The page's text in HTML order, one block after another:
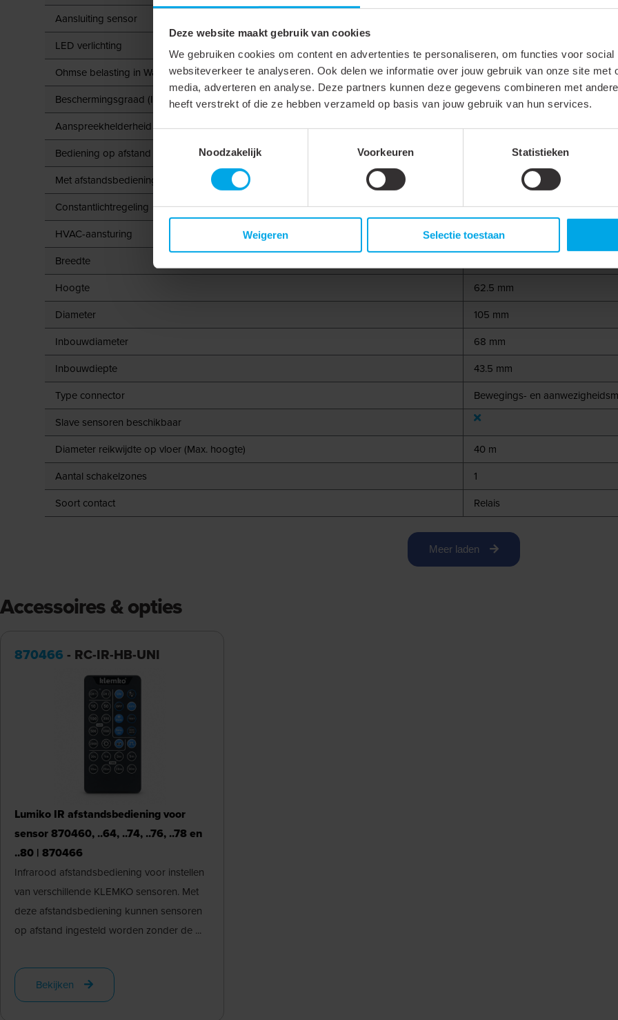
Deze website maakt gebruik van cookies
We gebruiken cookies om content en advertenties te personaliseren, om functies voor
websiteverkeer te analyseren. Ook delen we informatie over jouw gebruik van onze site met
media, adverteren en analyse. Deze partners kunnen deze gegevens combineren met
heeft verstrekt of die ze hebben verzameld op basis van jouw gebruik van hun services.
Noodzakelijk
Voorkeuren Statistieken
Weigeren Selectie toestaan
Aansluiting sensor
LED verlichting
Ohmse belasting in Watt
2200 W
Beschermingsgraad (IP)
IP55
Aanspreekhelderheid
5 - 10000 lx
Bediening op afstand
Met afstandsbediening
Constantlichtregeling
HVAC-aansturing
Breedte
Hoogte
62.5 mm
Diameter
105 mm
Inbouwdiameter
68 mm
Inbouwdiepte
43.5 mm
Type connector
Bewegings- en
Slave sensoren beschikbaar
Diameter reikwijdte op vloer (Max. hoogte)
40 m
Aantal schakelzones
1
Soort contact
Relais
Meer laden
Accessoires & opties
870466 - RC-IR-HB-UNI
Lumiko IR afstandsbediening voor
sensor 870460, ..64, ..74, ..76, ..78 en
..80 | 870466
Infrarood afstandsbediening voor instellen
van verschillende KLEMKO sensoren. Met
deze afstandsbediening kunnen sensoren
op afstand ingesteld worden zonder de ...
Bekijken